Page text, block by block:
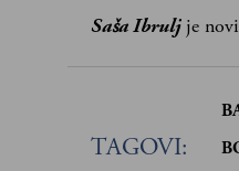
Saša Ibruljje
TAGOVI: